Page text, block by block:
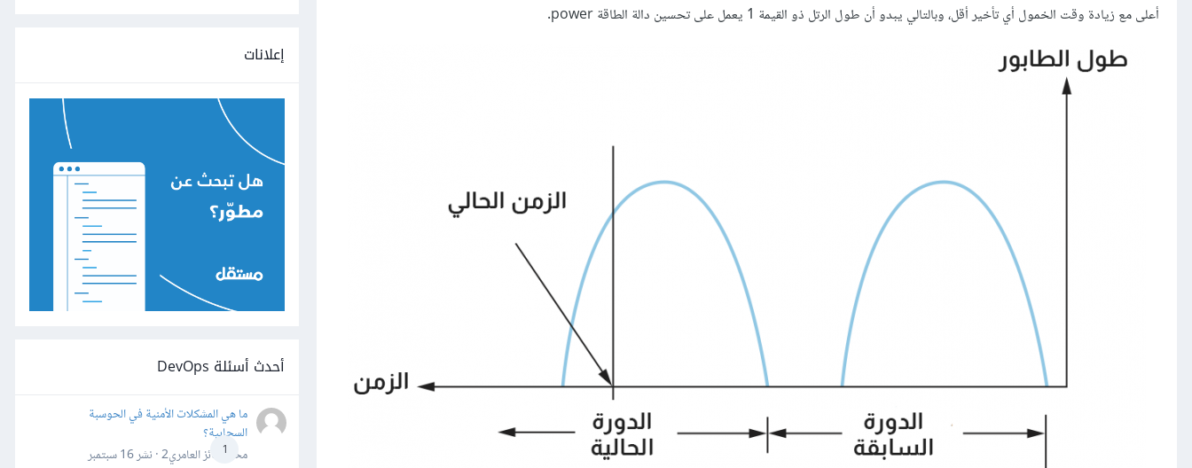
أعلى مع زيادة وقت الخمول أي تأخير أقل، وبالتالي يبدو أن طول الرتل ذو القيمة 1 يعمل على تحسين دالة الطاقة power.
إعلانات
أحدث أسئلة DevOps
1
ما هي المشكلات الأمنية في الحوسبة
السحابية؟
محمد فائز العامري2 · نشر
16 سبتمبر